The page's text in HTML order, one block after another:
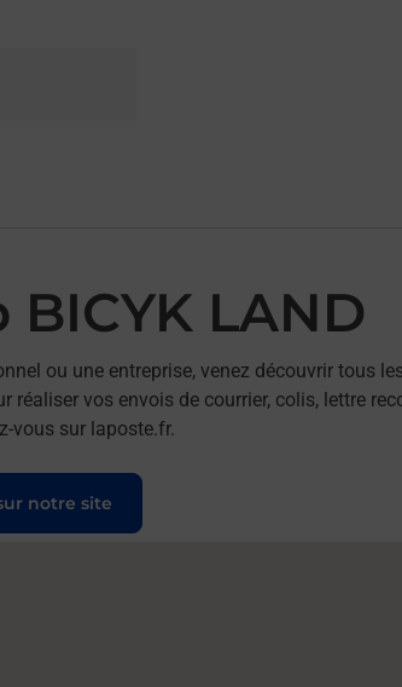
LAND
ou une entreprise, venez découvrir tous
réaliser vos envois de courrier, colis, lettre
vous sur laposte.fr.
notre site